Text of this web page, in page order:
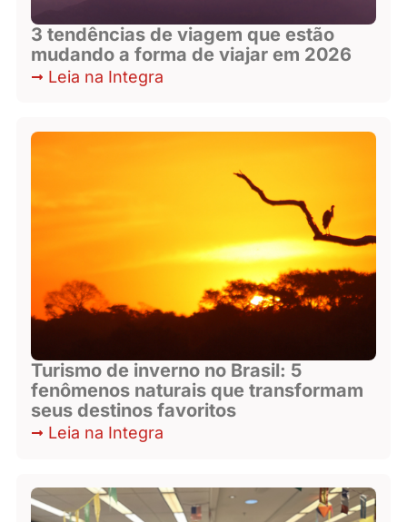
3 tendências de viagem que estão
mudando a forma de viajar em 2026
Leia na Integra
Turismo de inverno no Brasil: 5
fenômenos naturais que transformam
seus destinos favoritos
Leia na Integra